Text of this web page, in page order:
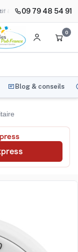
Pro BAT
09 79 48 54 91
0
Blog & conseils